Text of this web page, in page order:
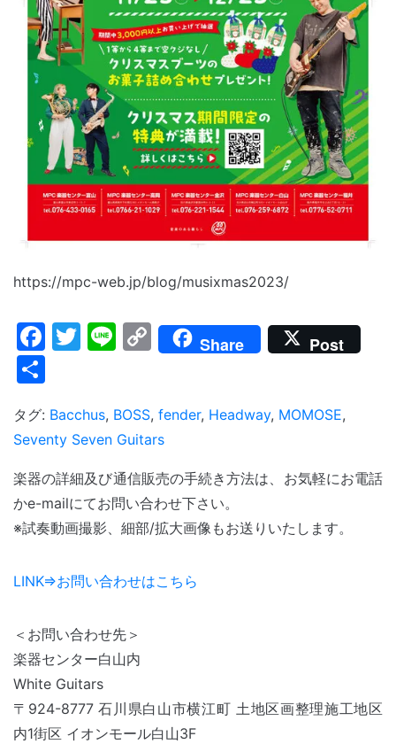
https://mpc-web.jp/blog/musixmas2023/
Facebook
Twitter
LineCopy
Link
Share Post
タグ: Bacchus, BOSS, fender, Headway, MOMOSE,
Seventy Seven Guitars
楽器の詳細及び通信販売の手続き方法は、お気軽にお電話
かe-mailにてお問い合わせ下さい。
※試奏動画撮影、細部/拡大画像もお送りいたします。
LINK⇒お問い合わせはこちら
＜お問い合わせ先＞
楽器センター白山内
White Guitars
〒924-8777 石川県白山市横江町 土地区画整理施工地区
内1街区 イオンモール白山3F